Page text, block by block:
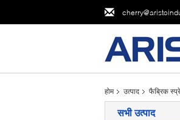
होम उत्पाद फैब्रिक
सभी उत्पाद